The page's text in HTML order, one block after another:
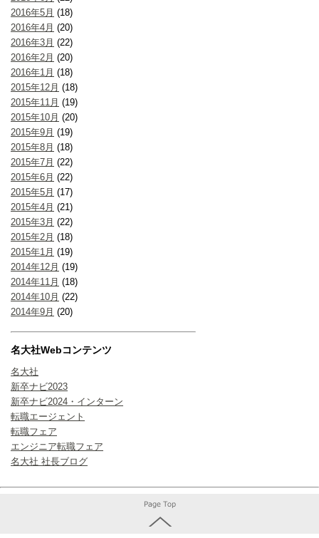
2016年5月 (18)
2016年4月 (20)
2016年3月 (22)
2016年2月 (20)
2016年1月 (18)
2015年12月 (18)
2015年11月 (19)
2015年10月 (20)
2015年9月 (19)
2015年8月 (18)
2015年7月 (22)
2015年6月 (22)
2015年5月 (17)
2015年4月 (21)
2015年3月 (22)
2015年2月 (18)
2015年1月 (19)
2014年12月 (19)
2014年11月 (18)
2014年10月 (22)
2014年9月 (20)
名大社Webコンテンツ
名大社
新卒ナビ2023
新卒ナビ2024・インターン
転職エージェント
転職フェア
エンジニア転職フェア
名大社 社長ブログ